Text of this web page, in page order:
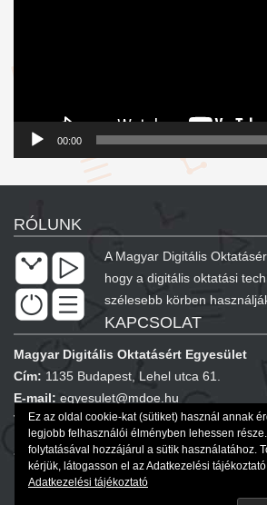
00:00
RÓLUNK
A Magyar Digitális
hogy a digitális oktatási
szélesebb körben
KAPCSOLAT
Magyar Digitális Oktatásért Egyesület
Cím: 1135 Budapest, Lehel utca 61.
E-mail: egyesulet@mdoe.hu
Telefon:+36 20 577 8420
KÖVESSEN MINKET!
Ez az oldal cookie-kat (sütiket) használ annak
legjobb felhasználói élményben lehessen
folytatásával hozzájárul a sütik használatához.
kérjük, látogasson el az Adatkezelési
Adatkezelési tájékoztató